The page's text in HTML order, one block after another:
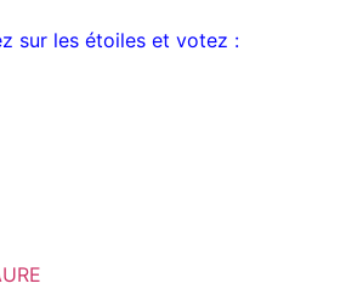
sur les étoiles et votez :